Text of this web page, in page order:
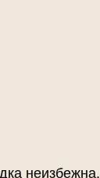
неизбежна,